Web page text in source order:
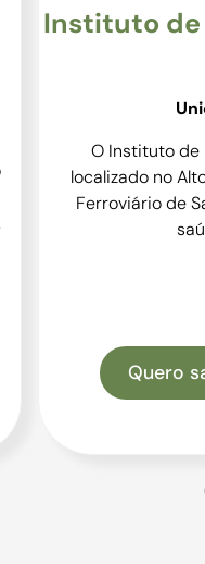
Instituto de
O Instituto de
localizado no
Ferroviário de
Quero